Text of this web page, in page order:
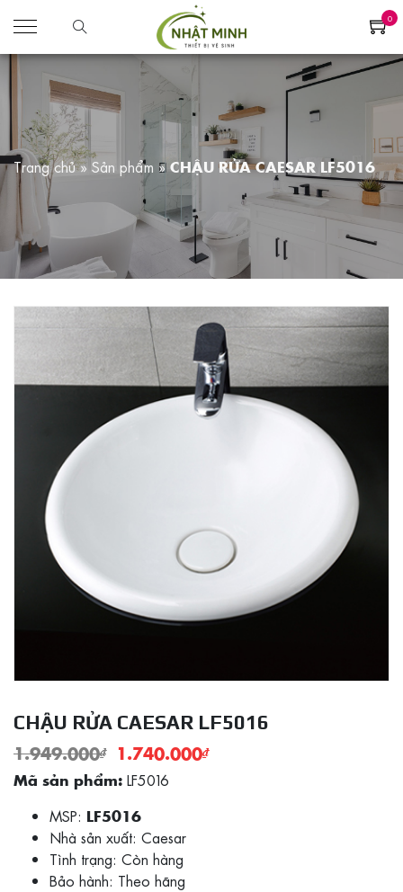
0
Trang chủ» Sản phẩm »CHẬU RỬA CAESAR LF5016
CHẬU RỬA CAESAR LF5016
1.949.000₫ 1.740.000₫
Mã sản phẩm: LF5016
MSP: LF5016
Nhà sản xuất: Caesar
Tình trạng: Còn hàng
Bảo hành: Theo hãng